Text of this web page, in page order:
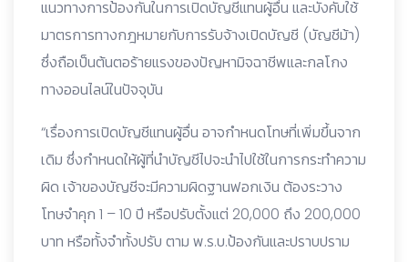
แนวทางการป้องกันในการเปิดบัญชีแทนผู้อื่น และบังคับใช้
มาตรการทางกฎหมายกับการรับจ้างเปิดบัญชี (บัญชีม้า)
ซึ่งถือเป็นต้นตอร้ายแรงของปัญหามิจฉาชีพและกลโกง
ทางออนไลน์ในปัจจุบัน
“เรื่องการเปิดบัญชีแทนผู้อื่น อาจกำหนดโทษที่เพิ่มขึ้นจาก
เดิม ซึ่งกำหนดให้ผู้ที่นำบัญชีไปจะนำไปใช้ในการกระทำความ
ผิด เจ้าของบัญชีจะมีความผิดฐานฟอกเงิน ต้องระวาง
โทษจำคุก 1 – 10 ปี หรือปรับตั้งแต่ 20,000 ถึง 200,000
บาท หรือทั้งจำทั้งปรับ ตาม พ.ร.บ.ป้องกันและปราบปราม